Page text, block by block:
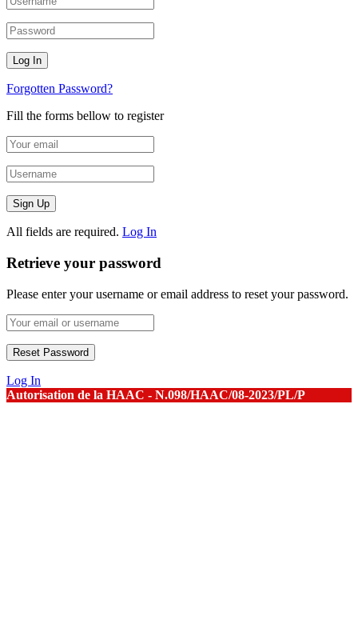
Forgotten Password?
Fill the forms bellow to register
All fields are required. Log In
Retrieve your password
Please enter your username or email address to reset your password.
Log In
Autorisation de la HAAC - N.098/HAAC/08-2023/PL/P